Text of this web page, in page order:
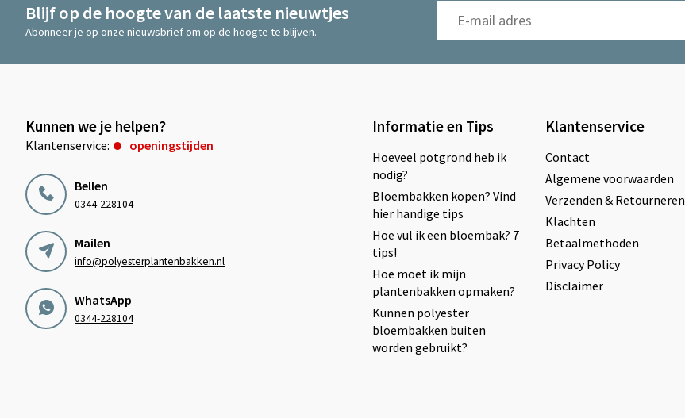
Blijf op de hoogte van de laatste nieuwtjes
Abonneer je op onze nieuwsbrief om op de hoogte te blijven.
Kunnen we je helpen?
Klantenservice: openingstijden
Bellen
0344-228104
Mailen
info@polyesterplantenbakken.nl
WhatsApp
0344-228104
Informatie en Tips
Hoeveel potgrond heb ik
nodig?
Bloembakken kopen? Vind
hier handige tips
Hoe vul ik een bloembak? 7
tips!
Hoe moet ik mijn
plantenbakken opmaken?
Kunnen polyester
bloembakken buiten
worden gebruikt?
Klantenservice
Contact
Algemene voorwaarden
Verzenden & Retourneren
Klachten
Betaalmethoden
Privacy Policy
Disclaimer